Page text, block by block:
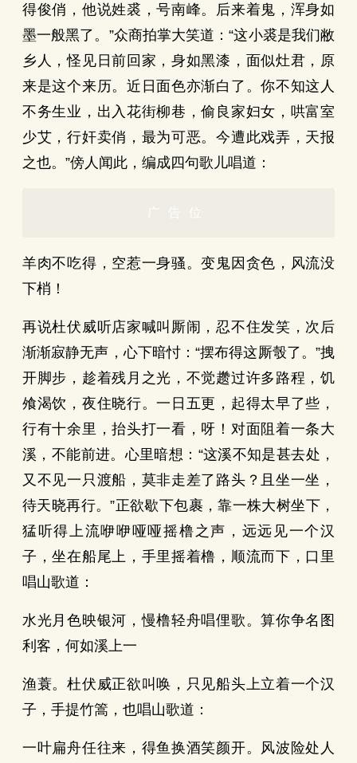
得俊俏，他说姓裘，号南峰。后来着鬼，浑身如
墨一般黑了。”众商拍掌大笑道：“这小裘是我们敝
乡人，怪见日前回家，身如黑漆，面似灶君，原
来是这个来历。近日面色亦渐白了。你不知这人
不务生业，出入花街柳巷，偷良家妇女，哄富室
少艾，行奸卖俏，最为可恶。今遭此戏弄，天报
之也。”傍人闻此，编成四句歌儿唱道：
广告位
羊肉不吃得，空惹一身骚。变鬼因贪色，风流没
下梢！
再说杜伏威听店家喊叫厮闹，忍不住发笑，次后
渐渐寂静无声，心下暗忖：“摆布得这厮彀了。”拽
开脚步，趁着残月之光，不觉趱过许多路程，饥
飧渴饮，夜住晓行。一日五更，起得太早了些，
行有十余里，抬头打一看，呀！对面阻着一条大
溪，不能前进。心里暗想：“这溪不知是甚去处，
又不见一只渡船，莫非走差了路头？且坐一坐，
待天晓再行。”正欲歇下包裹，靠一株大树坐下，
猛听得上流咿咿哑哑摇橹之声，远远见一个汉
子，坐在船尾上，手里摇着橹，顺流而下，口里
唱山歌道：
水光月色映银河，慢橹轻舟唱俚歌。算你争名图
利客，何如溪上一
渔蓑。杜伏威正欲叫唤，只见船头上立着一个汉
子，手提竹篙，也唱山歌道：
一叶扁舟任往来，得鱼换酒笑颜开。风波险处人